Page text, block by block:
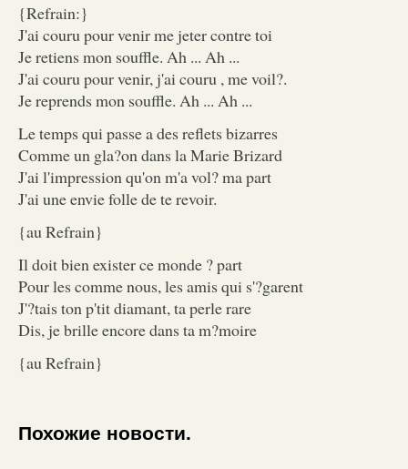
{Refrain:}
J'ai couru pour venir me jeter contre toi
Je retiens mon souffle. Ah ... Ah ...
J'ai couru pour venir, j'ai couru , me voil?.
Je reprends mon souffle. Ah ... Ah ...
Le temps qui passe a des reflets bizarres
Comme un gla?on dans la Marie Brizard
J'ai l'impression qu'on m'a vol? ma part
J'ai une envie folle de te revoir.
{au Refrain}
Il doit bien exister ce monde ? part
Pour les comme nous, les amis qui s'?garent
J'?tais ton p'tit diamant, ta perle rare
Dis, je brille encore dans ta m?moire
{au Refrain}
Похожие новости.